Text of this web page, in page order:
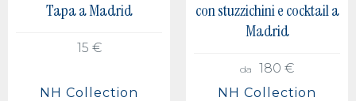
Tapa a Madrid
15 €
NH Collection
con stuzzichini e cocktail a
Madrid
da
180 €
NH Collection